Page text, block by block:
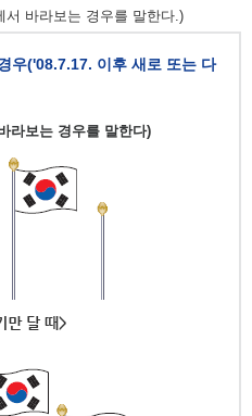
서 바라보는 경우를 말한다.)
우('08.7.17. 이후 새로 또는 다
라보는 경우를 말한다)